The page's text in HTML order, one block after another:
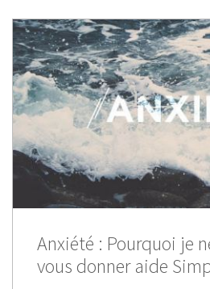
Anxiété : Pourquoi je
vous donner aide